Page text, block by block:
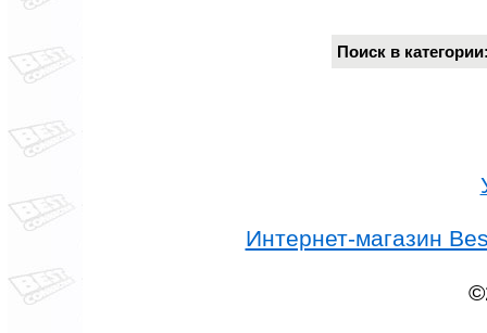
Поиск в
Интернет-магазин